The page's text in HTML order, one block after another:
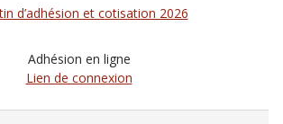
d’adhésion et cotisation 2026
Adhésion en ligne
Lien de connexion